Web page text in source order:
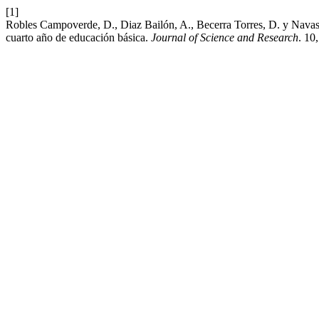
[1]
Robles Campoverde, D., Diaz Bailón, A., Becerra Torres, D. y
cuarto año de educación básica. Journal of Science and Research.